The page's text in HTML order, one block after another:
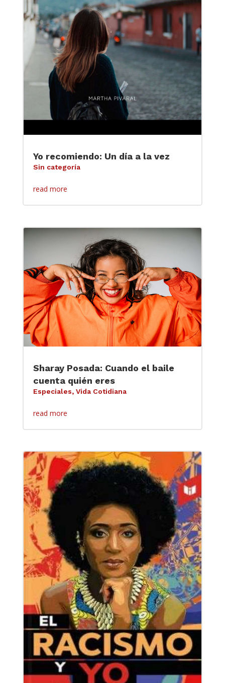
Yo recomiendo: Un día a la vez
Sin categoría
read more
Sharay Posada: Cuando el baile
cuenta quién eres
Especiales, Vida Cotidiana
read more